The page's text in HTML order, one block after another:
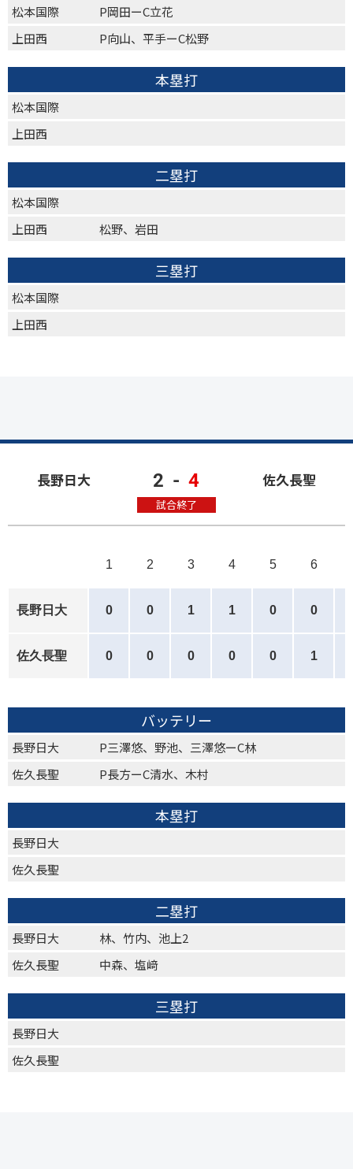
松本国際
P岡田ーC立花
上田西
P向山、平手ーC松野
本塁打
松本国際
上田西
二塁打
松本国際
上田西
松野、岩田
三塁打
松本国際
上田西
長野日大 2 - 4
試合終了
佐久長聖
1 2 3 4 5 6
長野日大 0 0 1 1 0 0
佐久長聖 0 0 0 0 0 1
バッテリー
長野日大
P三澤悠、野池、三澤悠ーC林
佐久長聖
P長方ーC清水、木村
本塁打
長野日大
佐久長聖
二塁打
長野日大
林、竹内、池上2
佐久長聖
中森、塩﨑
三塁打
長野日大
佐久長聖